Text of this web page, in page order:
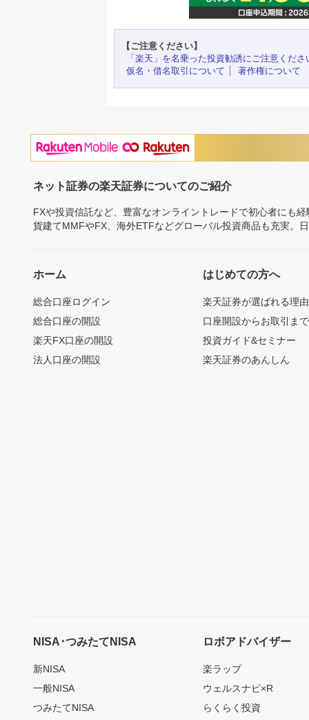
【ご注意ください】
「楽天」を名乗った投資勧誘にご注意くださ
仮名・借名取引について
著作権について
ネット証券の楽天証券についてのご紹介
FXや投資信託など、豊富なオンライントレードで初心者にも
貨建てMMFやFX、海外ETFなどグローバル投資商品も充実。
ホーム
総合口座ログイン
総合口座の開設
楽天FX口座の開設
法人口座の開設
はじめての方へ
楽天証券が選ばれる理由
口座開設からお取引ま
投資ガイド&セミナー
楽天証券のあんしん
NISA･つみたてNISA
新NISA
一般NISA
つみたてNISA
ロボアドバイザー
楽ラップ
ウェルスナビ×R
らくらく投資